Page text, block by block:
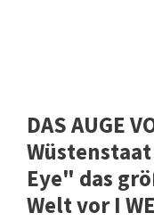
DAS AUGE
Eye" das
Welt vor I